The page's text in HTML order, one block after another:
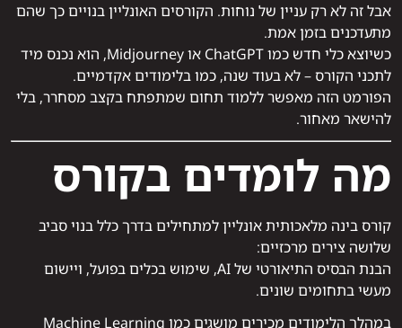
אבל זה לא רק עניין של נוחות. הקורסים האונליין בנויים כך שהם
מתעדכנים בזמן אמת.
כשיוצא כלי חדש כמו ChatGPT או Midjourney, הוא נכנס מיד
לתכני הקורס – לא בעוד שנה, כמו בלימודים אקדמיים.
הפורמט הזה מאפשר ללמוד תחום שמתפתח בקצב מסחרר, בלי
להישאר מאחור.
מה לומדים בקורס
קורס בינה מלאכותית אונליין למתחילים בדרך כלל בנוי סביב
שלושה צירים מרכזיים:
הבנת הבסיס התיאורטי של AI, שימוש בכלים בפועל, ויישום
מעשי בתחומים שונים.
במהלך הלימודים מכירים מושגים כמו Machine Learning